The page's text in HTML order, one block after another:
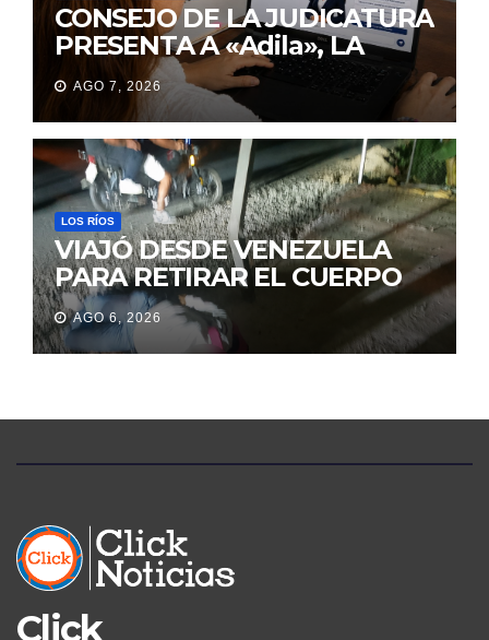
CONSEJO DE LA JUDICATURA
PRESENTA A «Adila», LA
ASISTENTE VIRTUAL QUE
ORIENTA A LA CIUDADANÍA
SOBRE TRÁMITES
JUDICIALES
AGO 7, 2026
LOS RÍOS
VIAJÓ DESDE VENEZUELA
PARA RETIRAR EL CUERPO
DE SU MARIDO QUE
PERMANECIÓ SEIS DÍAS EN
LA MORGUE
AGO 6, 2026
Click